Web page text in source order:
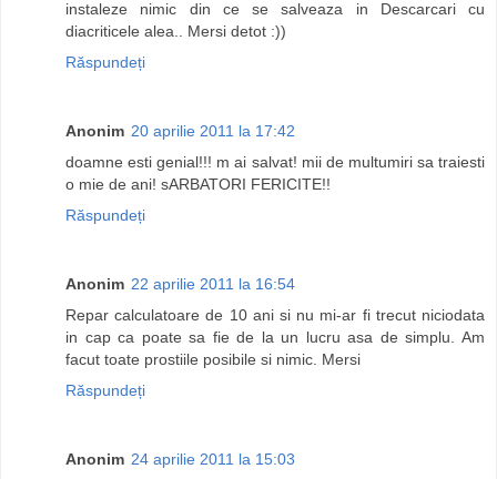
instaleze nimic din ce se salveaza in Descarcari cu
diacriticele alea.. Mersi detot :))
Răspundeți
Anonim 20 aprilie 2011 la 17:42
doamne esti genial!!! m ai salvat! mii de multumiri sa traiesti
o mie de ani! sARBATORI FERICITE!!
Răspundeți
Anonim 22 aprilie 2011 la 16:54
Repar calculatoare de 10 ani si nu mi-ar fi trecut niciodata
in cap ca poate sa fie de la un lucru asa de simplu. Am
facut toate prostiile posibile si nimic. Mersi
Răspundeți
Anonim 24 aprilie 2011 la 15:03